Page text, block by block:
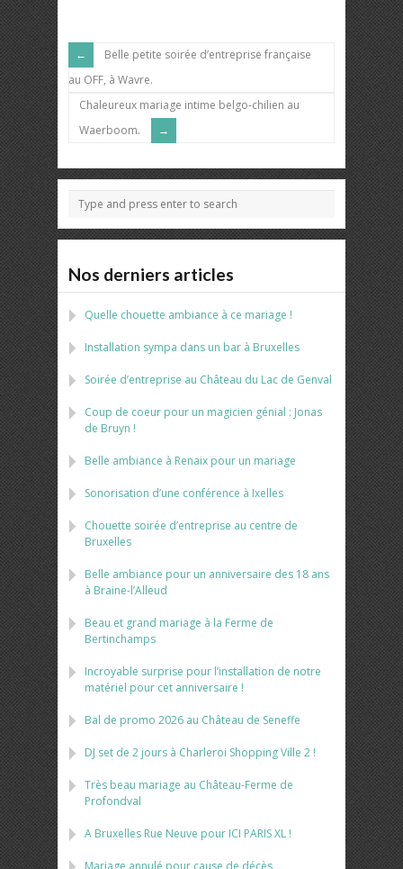
Belle petite soirée d’entreprise française
au OFF, à Wavre.
Chaleureux mariage intime belgo-chilien au
Waerboom.
Nos derniers articles
Quelle chouette ambiance à ce mariage !
Installation sympa dans un bar à Bruxelles
Soirée d’entreprise au Château du Lac de Genval
Coup de coeur pour un magicien génial : Jonas
de Bruyn !
Belle ambiance à Renaix pour un mariage
Sonorisation d’une conférence à Ixelles
Chouette soirée d’entreprise au centre de
Bruxelles
Belle ambiance pour un anniversaire des 18 ans
à Braine-l’Alleud
Beau et grand mariage à la Ferme de
Bertinchamps
Incroyable surprise pour l’installation de notre
matériel pour cet anniversaire !
Bal de promo 2026 au Château de Seneffe
DJ set de 2 jours à Charleroi Shopping Ville 2 !
Très beau mariage au Château-Ferme de
Profondval
A Bruxelles Rue Neuve pour ICI PARIS XL !
Mariage annulé pour cause de décès